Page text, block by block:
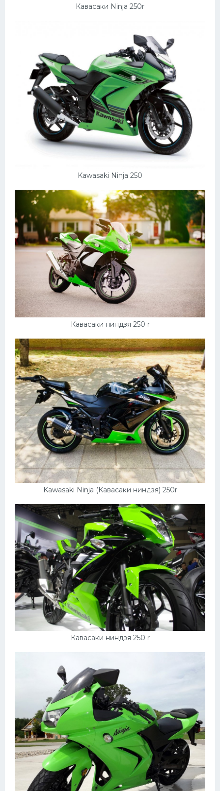
Кавасаки Ninja 250r
Kawasaki Ninja 250
Кавасаки ниндзя 250 r
Kawasaki Ninja (Кавасаки ниндзя) 250r
Кавасаки ниндзя 250 r